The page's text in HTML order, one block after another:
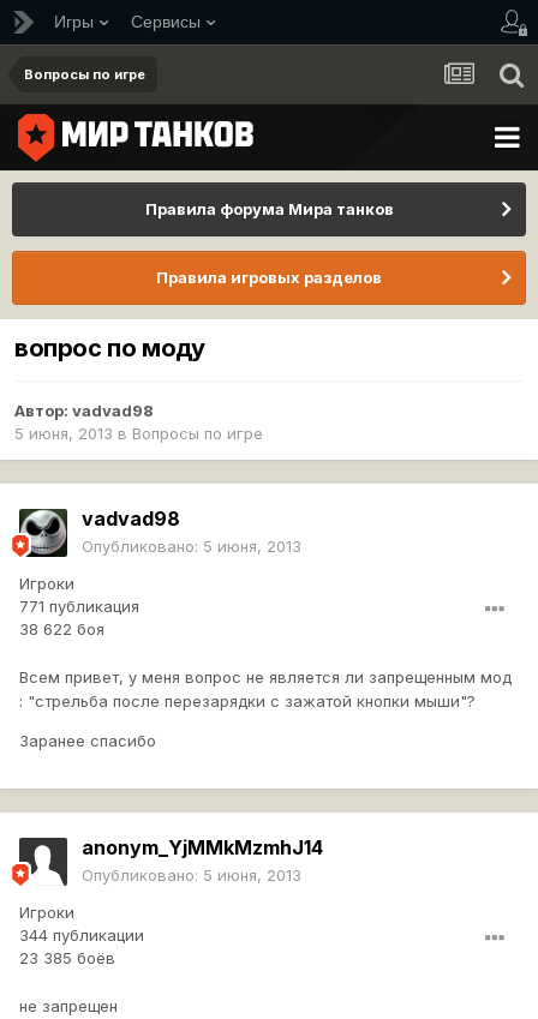
Игры Сервисы
Вопросы по игре
Правила форума Мира танков
Правила игровых разделов
вопрос по моду
Автор: vadvad98
5 июня, 2013 в Вопросы по игре
vadvad98
Опубликовано: 5 июня, 2013
Игроки
771 публикация
38 622 боя
Всем привет, у меня вопрос не является ли запрещенным мод
: "стрельба после перезарядки с зажатой кнопки мыши"?
Заранее спасибо
anonym_YjMMkMzmhJ14
Опубликовано: 5 июня, 2013
Игроки
344 публикации
23 385 боёв
не запрещен